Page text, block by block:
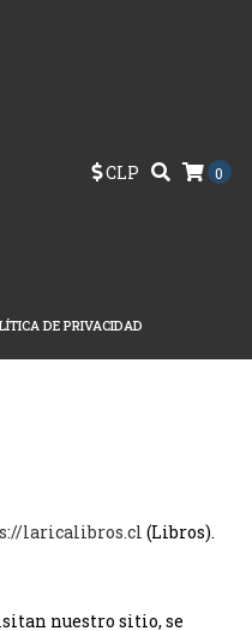
CLP 0
DE PRIVACIDAD
laricalibros.cl (Libros).
nuestro sitio, se